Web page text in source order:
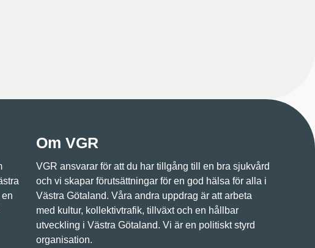
Om VGR
VGR ansvarar för att du har tillgång till en bra sjukvård
och vi skapar förutsättningar för en god hälsa för alla i
Västra Götaland. Våra andra uppdrag är att arbeta
med kultur, kollektivtrafik, tillväxt och en hållbar
utveckling i Västra Götaland. Vi är en politiskt styrd
organisation.